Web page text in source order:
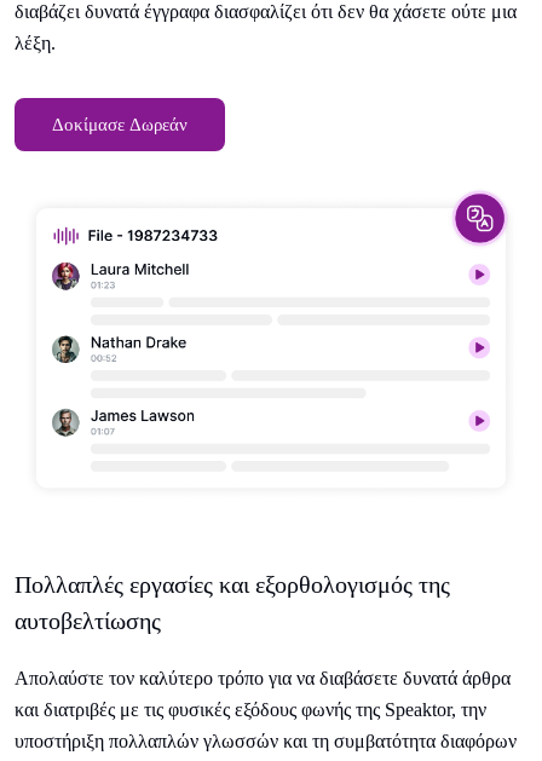
διαβάζει δυνατά έγγραφα διασφαλίζει ότι δεν θα χάσετε ούτε μια
λέξη.
Δοκίμασε Δωρεάν
Πολλαπλές εργασίες και εξορθολογισμός της
αυτοβελτίωσης
Απολαύστε τον καλύτερο τρόπο για να διαβάσετε δυνατά άρθρα
και διατριβές με τις φυσικές εξόδους φωνής της Speaktor, την
υποστήριξη πολλαπλών γλωσσών και τη συμβατότητα διαφόρων